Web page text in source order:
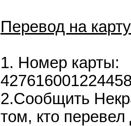
Перевод на
1. Номер карты:
2.Сообщить
том, кто перевел